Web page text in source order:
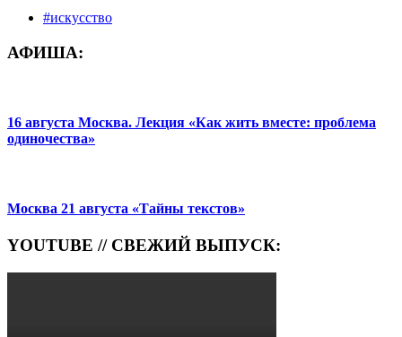
#искусство
АФИША:
16 августа Москва. Лекция «Как жить вместе: проблема
одиночества»
Москва 21 августа «Тайны текстов»
YOUTUBE // СВЕЖИЙ ВЫПУСК: